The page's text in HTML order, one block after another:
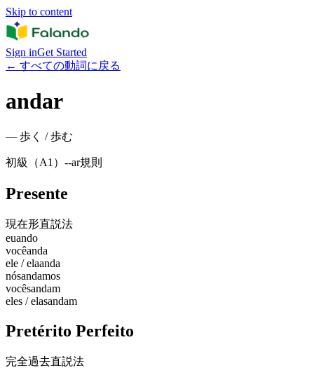
Skip to content
Sign inGet Started
← すべての動詞に戻る
andar
— 歩く / 歩む
初級（A1） --ar規則
Presente
現在形直説法
euando
vocêanda
ele / elaanda
nósandamos
vocêsandam
eles / elasandam
Pretérito Perfeito
完全過去直説法